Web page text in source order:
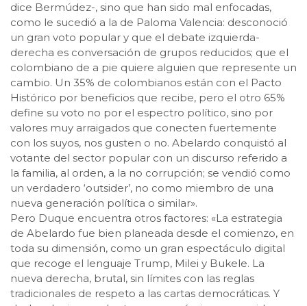
dice Bermúdez-, sino que han sido mal enfocadas,
como le sucedió a la de Paloma Valencia: desconoció
un gran voto popular y que el debate izquierda-
derecha es conversación de grupos reducidos; que el
colombiano de a pie quiere alguien que represente un
cambio. Un 35% de colombianos están con el Pacto
Histórico por beneficios que recibe, pero el otro 65%
define su voto no por el espectro político, sino por
valores muy arraigados que conecten fuertemente
con los suyos, nos gusten o no. Abelardo conquistó al
votante del sector popular con un discurso referido a
la familia, al orden, a la no corrupción; se vendió como
un verdadero ‘outsider’, no como miembro de una
nueva generación política o similar».
Pero Duque encuentra otros factores: «La estrategia
de Abelardo fue bien planeada desde el comienzo, en
toda su dimensión, como un gran espectáculo digital
que recoge el lenguaje Trump, Milei y Bukele. La
nueva derecha, brutal, sin límites con las reglas
tradicionales de respeto a las cartas democráticas. Y